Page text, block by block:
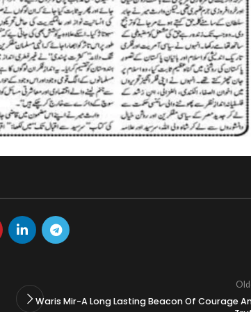
Waris Mir-A Long Lasting Beacon Of Courage